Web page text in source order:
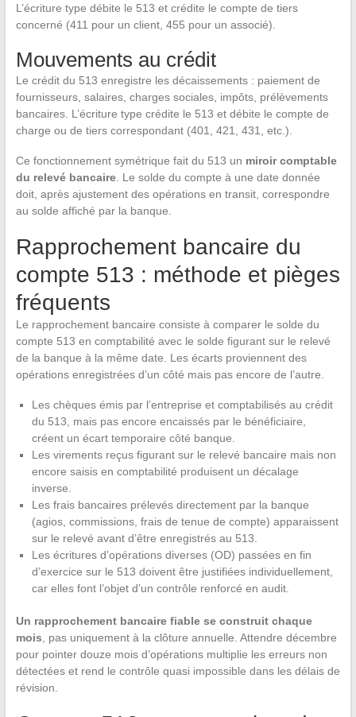
L’écriture type débite le 513 et crédite le compte de tiers
concerné (411 pour un client, 455 pour un associé).
Mouvements au crédit
Le crédit du 513 enregistre les décaissements : paiement de
fournisseurs, salaires, charges sociales, impôts, prélèvements
bancaires. L’écriture type crédite le 513 et débite le compte de
charge ou de tiers correspondant (401, 421, 431, etc.).
Ce fonctionnement symétrique fait du 513 un miroir comptable
du relevé bancaire. Le solde du compte à une date donnée
doit, après ajustement des opérations en transit, correspondre
au solde affiché par la banque.
Rapprochement bancaire du
compte 513 : méthode et pièges
fréquents
Le rapprochement bancaire consiste à comparer le solde du
compte 513 en comptabilité avec le solde figurant sur le relevé
de la banque à la même date. Les écarts proviennent des
opérations enregistrées d’un côté mais pas encore de l’autre.
Les chèques émis par l’entreprise et comptabilisés au crédit
du 513, mais pas encore encaissés par le bénéficiaire,
créent un écart temporaire côté banque.
Les virements reçus figurant sur le relevé bancaire mais non
encore saisis en comptabilité produisent un décalage
inverse.
Les frais bancaires prélevés directement par la banque
(agios, commissions, frais de tenue de compte) apparaissent
sur le relevé avant d’être enregistrés au 513.
Les écritures d’opérations diverses (OD) passées en fin
d’exercice sur le 513 doivent être justifiées individuellement,
car elles font l’objet d’un contrôle renforcé en audit.
Un rapprochement bancaire fiable se construit chaque
mois , pas uniquement à la clôture annuelle. Attendre décembre
pour pointer douze mois d’opérations multiplie les erreurs non
détectées et rend le contrôle quasi impossible dans les délais de
révision.